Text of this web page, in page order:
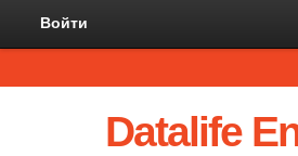
Войти
Datalife